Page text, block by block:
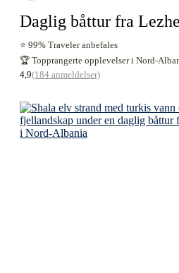
Daglig båttur fra
⭐ 99% Traveler anbefales
🏆 Topprangerte opplevelser i Nord-
4,9(184 anmeldelser)